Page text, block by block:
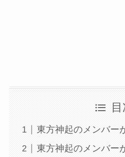
東方神起のメンバー
東方神起のメンバー